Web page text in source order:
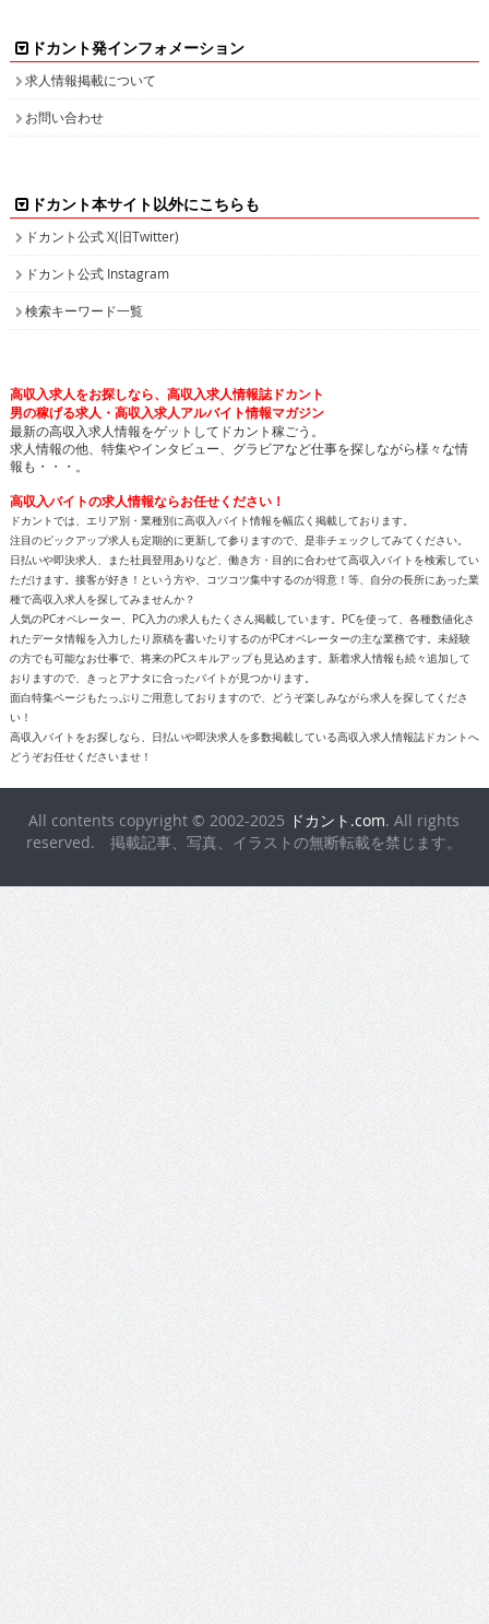
ドカント発インフォメーション
求人情報掲載について
お問い合わせ
ドカント本サイト以外にこちらも
ドカント公式 X(旧Twitter)
ドカント公式 Instagram
検索キーワード一覧
高収入求人をお探しなら、高収入求人情報誌ドカント
男の稼げる求人・高収入求人アルバイト情報マガジン
最新の高収入求人情報をゲットしてドカント稼ごう。
求人情報の他、特集やインタビュー、グラビアなど仕事を探しながら様々な情
報も・・・。
高収入バイトの求人情報ならお任せください！
ドカントでは、エリア別・業種別に高収入バイト情報を幅広く掲載しております。
注目のピックアップ求人も定期的に更新して参りますので、是非チェックしてみてください。
日払いや即決求人、また社員登用ありなど、働き方・目的に合わせて高収入バイトを検索してい
ただけます。接客が好き！という方や、コツコツ集中するのが得意！等、自分の長所にあった業
種で高収入求人を探してみませんか？
人気のPCオペレーター、PC入力の求人もたくさん掲載しています。PCを使って、各種数値化さ
れたデータ情報を入力したり原稿を書いたりするのがPCオペレーターの主な業務です。未経験
の方でも可能なお仕事で、将来のPCスキルアップも見込めます。新着求人情報も続々追加して
おりますので、きっとアナタに合ったバイトが見つかります。
面白特集ページもたっぷりご用意しておりますので、どうぞ楽しみながら求人を探してくださ
い！
高収入バイトをお探しなら、日払いや即決求人を多数掲載している高収入求人情報誌ドカントへ
どうぞお任せくださいませ！
All contents copyright © 2002-2025 ドカント.com. All rights
reserved. 掲載記事、写真、イラストの無断転載を禁じます。